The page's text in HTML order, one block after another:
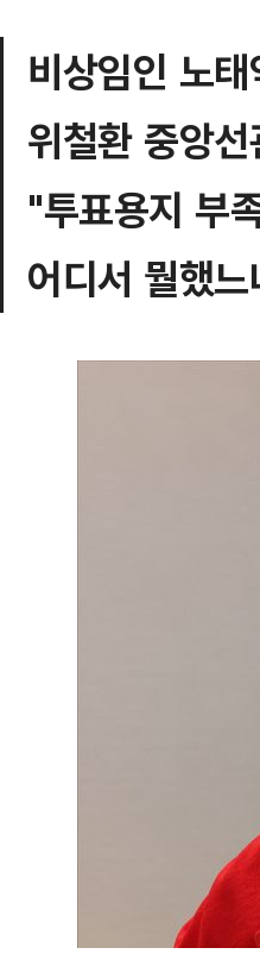
비상임인 노
위철환 중앙
"투표용지 부
어디서 뭘했